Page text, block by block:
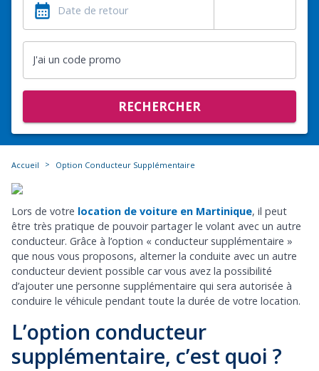
J'ai un code promo
RECHERCHER
Accueil > Option Conducteur Supplémentaire
Lors de votre location de voiture en Martinique, il peut
être très pratique de pouvoir partager le volant avec un autre
conducteur. Grâce à l’option « conducteur supplémentaire »
que nous vous proposons, alterner la conduite avec un autre
conducteur devient possible car vous avez la possibilité
d’ajouter une personne supplémentaire qui sera autorisée à
conduire le véhicule pendant toute la durée de votre location.
L’option conducteur
supplémentaire, c’est quoi ?